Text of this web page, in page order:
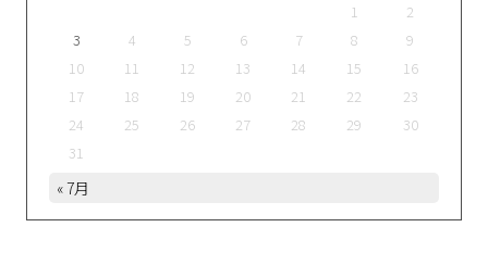
1
2
3
4 5 6 7 8
9
10
11 12 13 14 15
16
17
18 19 20 21 22
23
24
25 26 27 28 29
30
31
« 7月